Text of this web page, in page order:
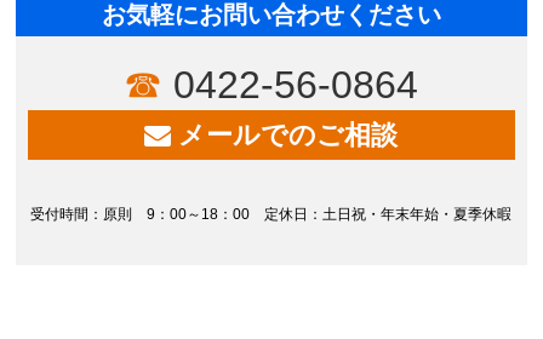
お気軽にお問い合わせください
0422-56-0864
メールでのご相談
受付時間：原則 9：00～18：00 定休日：土日祝・年末年始・夏季休暇